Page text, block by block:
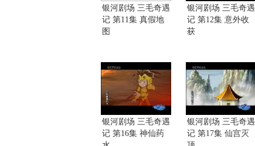
银河剧场 三毛奇遇
记 第11集 真假地
图
银河剧场 三毛奇遇
记 第12集 意外收
获
银河剧场 三毛奇遇
记 第16集 神仙药
银河剧场 三毛奇遇
记 第17集 仙宫灭